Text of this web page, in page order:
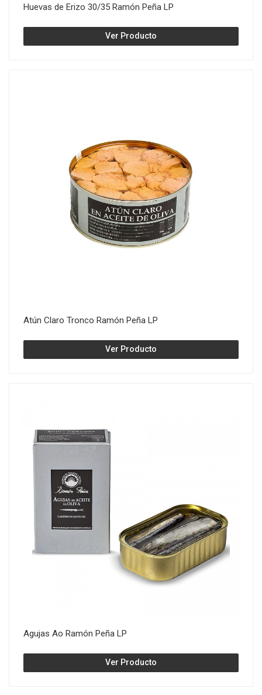
Huevas de Erizo 30/35 Ramón Peña LP
Ver Producto
Atún Claro Tronco Ramón Peña LP
Ver Producto
Agujas Ao Ramón Peña LP
Ver Producto